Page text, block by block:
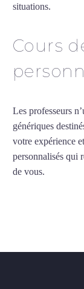
situations.
Cours
Les professeurs
génériques
votre expérience
personnalisés qui
de vous.